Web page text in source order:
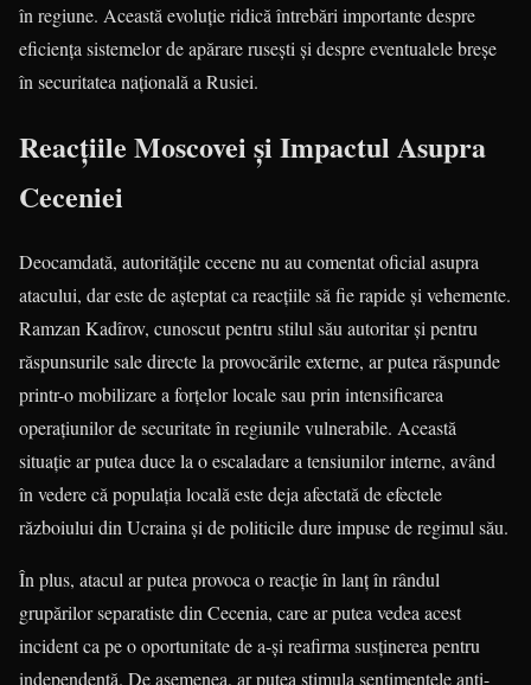
în regiune. Această evoluție ridică întrebări importante despre
eficiența sistemelor de apărare rusești și despre eventualele breșe
în securitatea națională a Rusiei.
Reacțiile Moscovei și Impactul Asupra
Ceceniei
Deocamdată, autoritățile cecene nu au comentat oficial asupra
atacului, dar este de așteptat ca reacțiile să fie rapide și vehemente.
Ramzan Kadîrov, cunoscut pentru stilul său autoritar și pentru
răspunsurile sale directe la provocările externe, ar putea răspunde
printr-o mobilizare a forțelor locale sau prin intensificarea
operațiunilor de securitate în regiunile vulnerabile. Această
situație ar putea duce la o escaladare a tensiunilor interne, având
în vedere că populația locală este deja afectată de efectele
războiului din Ucraina și de politicile dure impuse de regimul său.
În plus, atacul ar putea provoca o reacție în lanț în rândul
grupărilor separatiste din Cecenia, care ar putea vedea acest
incident ca pe o oportunitate de a-și reafirma susținerea pentru
independență. De asemenea, ar putea stimula sentimentele anti-